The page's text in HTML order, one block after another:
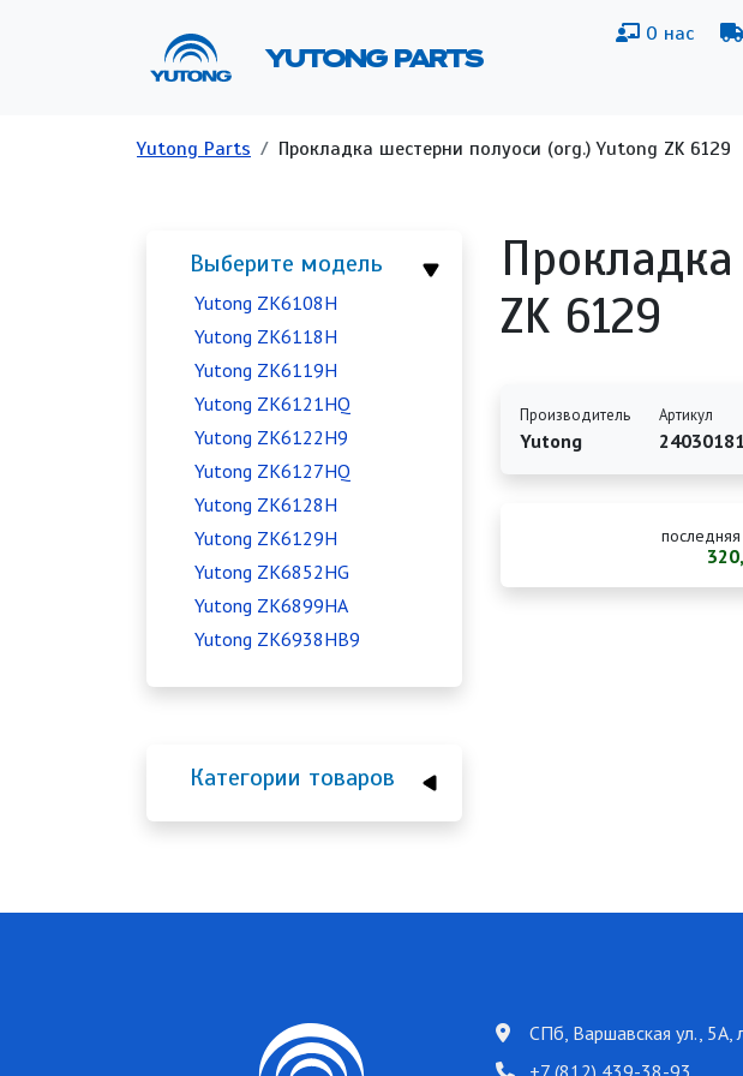
YUTONG PARTS
ОсновнаяО нас
Строка навигации
Yutong Parts Прокладка шестерни полуоси (org.) Yutong ZK 6129
Выберите модель
Yutong ZK6108H
Yutong ZK6118H
Yutong ZK6119H
Yutong ZK6121HQ
Yutong ZK6122H9
Yutong ZK6127HQ
Yutong ZK6128H
Yutong ZK6129H
Yutong ZK6852HG
Yutong ZK6899HA
Yutong ZK6938HB9
Категории товаров
ZK 6129
Производитель
Yutong
Артикул
СПб, Варшавская ул., 5А,